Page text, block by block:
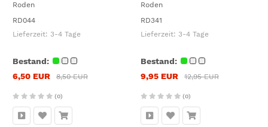
Roden
RD044
Lieferzeit: 3-4 Tage
Bestand:
6,50 EUR
8,50 EUR
(0)
Roden
RD341
Lieferzeit: 3-4 Tage
Bestand:
9,95 EUR
12,95 EUR
(0)